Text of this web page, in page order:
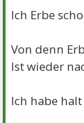
Ich Erbe
Von denn
Ist wieder
Ich habe